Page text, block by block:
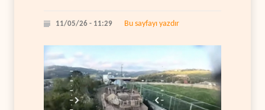
11/05/26 - 11:29 Bu sayfayı yazdır